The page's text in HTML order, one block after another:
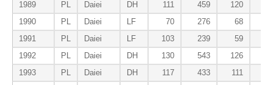
1989
PL Daiei DH 111 459 120
1990
PL Daiei LF 70 276
68
1991
PL Daiei LF 103 239
59
1992
PL Daiei DH 130 543 126
1993
PL Daiei DH 117 433 111